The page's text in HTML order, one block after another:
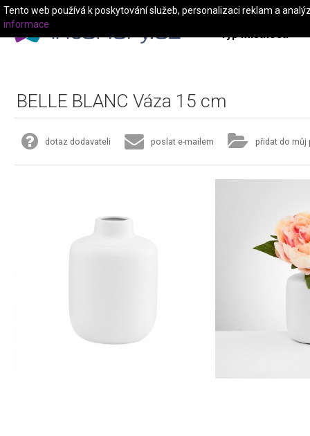
Typ místnosti
BELLE BLANC Váza 15 cm
dotaz dodavateli poslat e-mailem přidat do můj
Tento web používá k poskytování služeb, personalizaci reklam a
informace